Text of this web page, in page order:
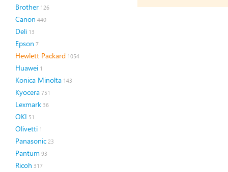
Brother 126
Canon 440
Deli 13
Epson 7
Hewlett Packard 1054
Huawei 1
Konica Minolta 143
Kyocera 751
Lexmark 36
OKI 51
Olivetti 1
Panasonic 23
Pantum 93
Ricoh 317